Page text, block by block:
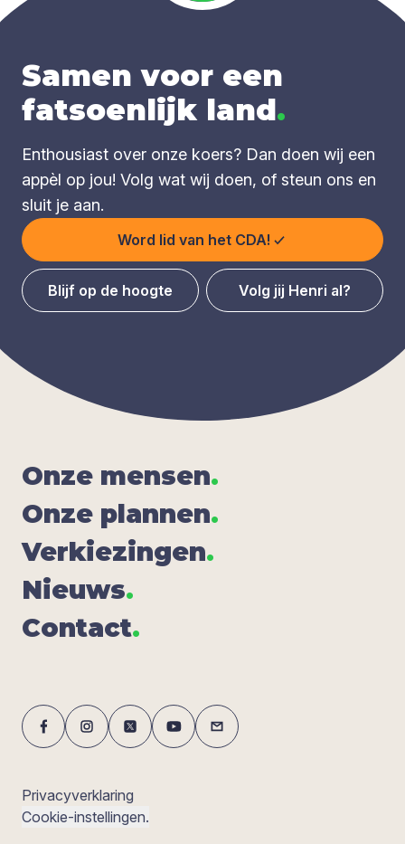
Samen voor een
fatsoenlijk land.
Enthousiast over onze koers? Dan doen wij een
appèl op jou! Volg wat wij doen, of steun ons en
sluit je aan.
Word lid van het CDA!
Blijf op de hoogte Volg jij Henri al?
Onze men­sen.
Onze plan­nen.
Ver­kie­zin­gen.
Nieuws.
Con­tact.
Privacyverklaring
Cookie-instellingen.